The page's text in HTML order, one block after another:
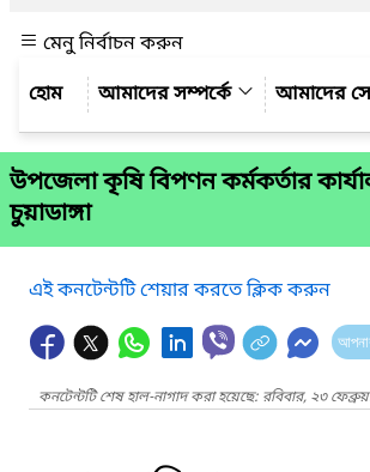
মেনু নির্বাচন করুন
আমাদের সম্পর্কে
আমাদের
উপজেলা কৃষি বিপণন কর্মকর্তার
চুয়াডাঙ্গা
এই কনটেন্টটি শেয়ার করতে ক্লিক করুন
কনটেন্টটি শেষ হাল-নাগাদ করা হয়েছে: রবিবার, ২৩